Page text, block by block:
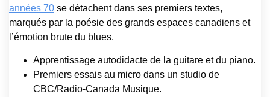
années 70 se détachent dans ses premiers textes,
marqués par la poésie des grands espaces canadiens et
l’émotion brute du blues.
Apprentissage autodidacte de la guitare et du piano.
Premiers essais au micro dans un studio de
CBC/Radio-Canada Musique.